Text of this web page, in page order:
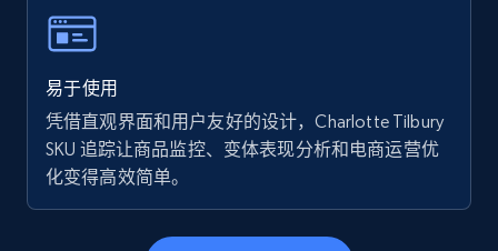
Walmart - products - Collects products by
specific keywords
URL, Final price, Sku, Currency, Gtin,
Specifications, Image urls, Top reviews, and
more.
易于使用
凭借直观界面和用户友好的设计，Charlotte Tilbury
SKU 追踪让商品监控、变体表现分析和电商运营优
化变得高效简单。